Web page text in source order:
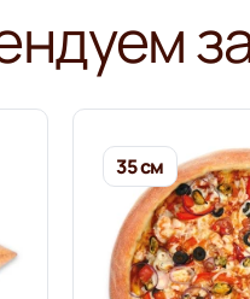
35 см